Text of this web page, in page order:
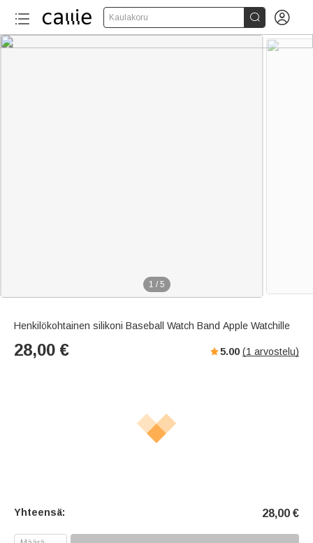
Kaulakoru  
1 / 5
Henkilökohtainen silikoni Baseball Watch Band Apple Watchille
28,00 € 5.00 (1 arvostelu)
Yhteensä: 28,00 €